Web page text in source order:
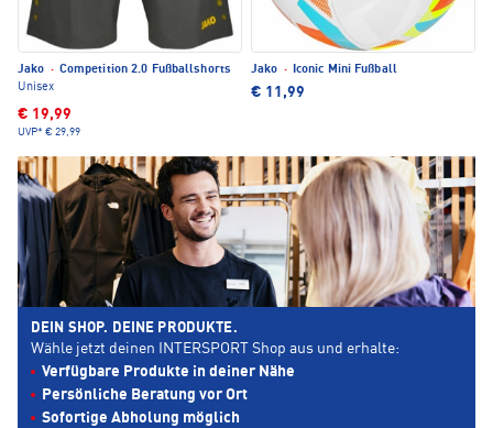
Jako · Competition 2.0 Fußballshorts
Unisex
€ 19,99
UVP* € 29,99
Jako · Iconic Mini Fußball
€ 11,99
DEIN SHOP. DEINE PRODUKTE.
Wähle jetzt deinen INTERSPORT Shop aus und erhalte:
Verfügbare Produkte in deiner Nähe
Persönliche Beratung vor Ort
Sofortige Abholung möglich